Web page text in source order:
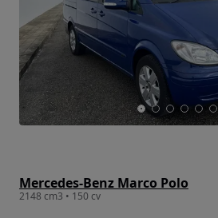
Mercedes-Benz Marco Polo
2148 cm3 • 150 cv